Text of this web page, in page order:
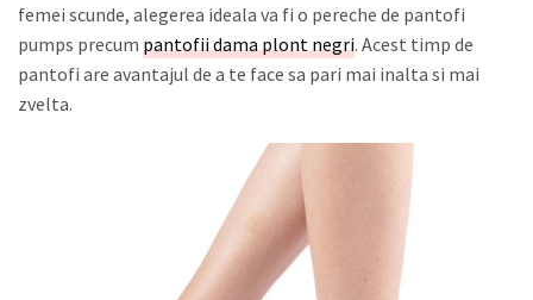
femei scunde, alegerea ideala va fi o pereche de pantofi
pumps precum pantofii dama plont negri. Acest timp de
pantofi are avantajul de a te face sa pari mai inalta si mai
zvelta.